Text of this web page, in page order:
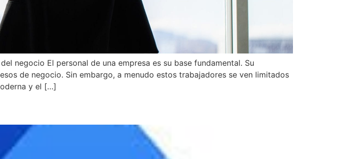
negocio El personal de una empresa es su base fundamental. Su
de negocio. Sin embargo, a menudo estos trabajadores se ven limitados
y el […]